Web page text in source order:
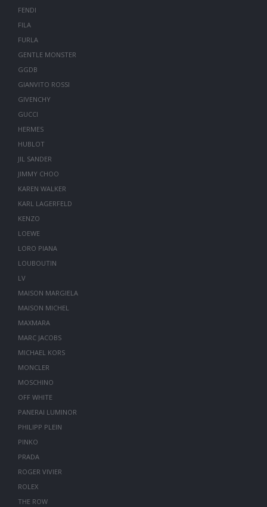
FENDI
FILA
FURLA
GENTLE MONSTER
GGDB
GIANVITO ROSSI
GIVENCHY
GUCCI
HERMES
HUBLOT
JIL SANDER
JIMMY CHOO
KAREN WALKER
KARL LAGERFELD
KENZO
LOEWE
LORO PIANA
LOUBOUTIN
LV
MAISON MARGIELA
MAISON MICHEL
MAXMARA
MARC JACOBS
MICHAEL KORS
MONCLER
MOSCHINO
OFF WHITE
PANERAI LUMINOR
PHILIPP PLEIN
PINKO
PRADA
ROGER VIVIER
ROLEX
THE ROW